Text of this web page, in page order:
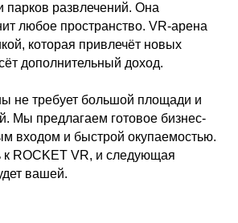
парков развлечений. Она
любое пространство. VR-арена
которая привлечёт новых
дополнительный доход.
не требует большой площади и
Мы предлагаем готовое бизнес-
входом и быстрой окупаемостью.
к ROCKET VR, и следующая
вашей.